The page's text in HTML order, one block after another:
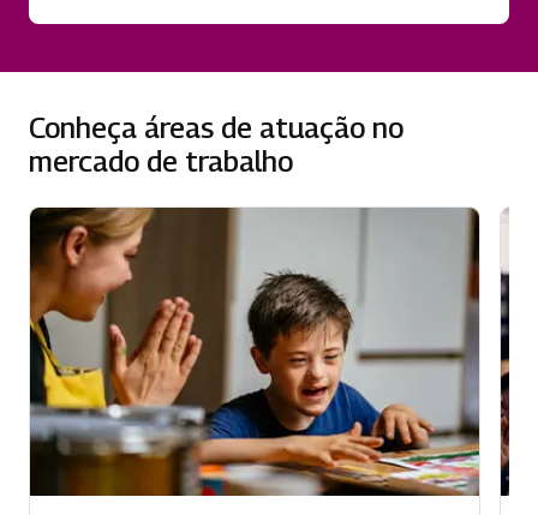
Conheça áreas de atuação no
mercado de trabalho